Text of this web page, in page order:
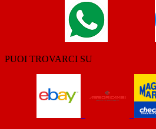
PUOI TROVARCI SU